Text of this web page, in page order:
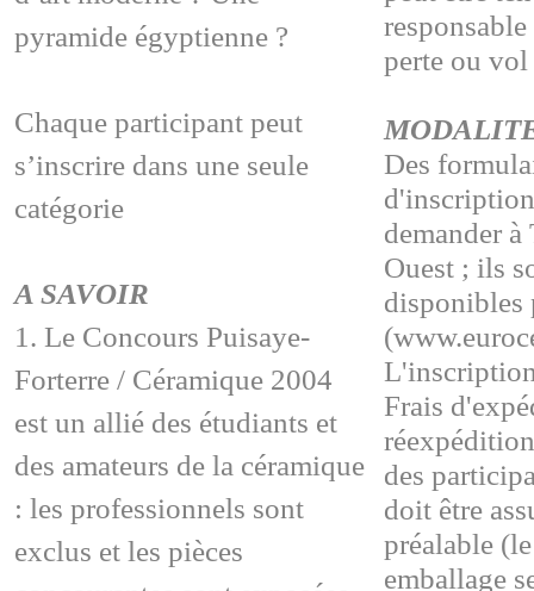
perte ou vol
Des
demander à
Ouest ; ils
disponibles
Frais
des
doit être
préalable
emballage
pyramide égyptienne ?
Chaque participant peut
s’inscrire dans une seule
catégorie
A SAVOIR
1. Le Concours Puisaye-
Forterre / Céramique 2004
est un allié des étudiants et
des amateurs de la céramique
: les professionnels sont
exclus et les pièces